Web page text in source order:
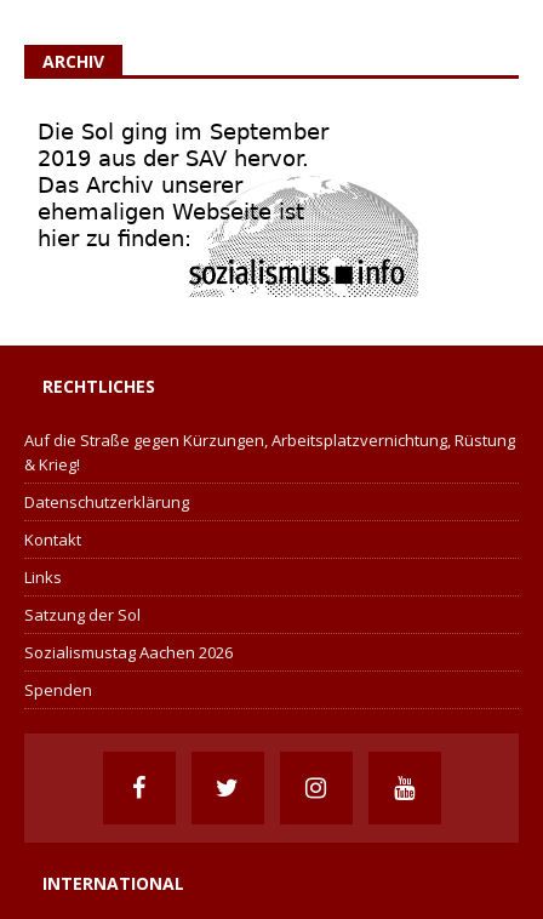
ARCHIV
RECHTLICHES
Auf die Straße gegen Kürzungen, Arbeitsplatzvernichtung, Rüstung
& Krieg!
Datenschutzerklärung
Kontakt
Links
Satzung der Sol
Sozialismustag Aachen 2026
Spenden
INTERNATIONAL